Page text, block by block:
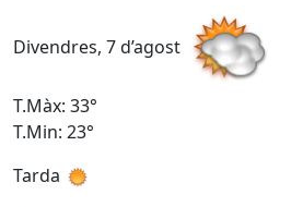
Divendres, 7 d’agost
T.Màx: 33°
T.Min: 23°
Tarda